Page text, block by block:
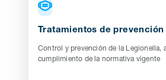
Tratamientos de
Control y prevención de la Legionella,
cumplimiento de la normativa vigente